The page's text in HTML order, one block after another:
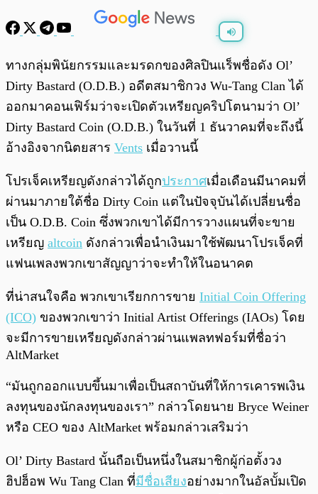
พร้อมเล่น 0:00 /
ทางกลุ่มพินัยกรรมและมรดกของศิลปินแร็พชื่อดัง Ol’
Dirty Bastard (O.D.B.) อดีตสมาชิกวง Wu-Tang Clan ได้
ออกมาคอนเฟิร์มว่าจะเปิดตัวเหรียญคริปโตนามว่า Ol’
Dirty Bastard Coin (O.D.B.) ในวันที่ 1 ธันวาคมที่จะถึงนี้
อ้างอิงจากนิตยสาร Vents เมื่อวานนี้
โปรเจ็คเหรียญดังกล่าวได้ถูกประกาศเมื่อเดือนมีนาคมที่
ผ่านมาภายใต้ชื่อ Dirty Coin แต่ในปัจจุบันได้เปลี่ยนชื่อ
เป็น O.D.B. Coin ซึ่งพวกเขาได้มีการวางแผนที่จะขาย
เหรียญ altcoin ดังกล่าวเพื่อนำเงินมาใช้พัฒนาโปรเจ็คที่
แฟนเพลงพวกเขาสัญญาว่าจะทำให้ในอนาคต
ที่น่าสนใจคือ พวกเขาเรียกการขาย Initial Coin Offering
(ICO) ของพวกเขาว่า Initial Artist Offerings (IAOs) โดย
จะมีการขายเหรียญดังกล่าวผ่านแพลทฟอร์มที่ชื่อว่า
AltMarket
“มันถูกออกแบบขึ้นมาเพื่อเป็นสถาบันที่ให้การเคารพเงิน
ลงทุนของนักลงทุนของเรา” กล่าวโดยนาย Bryce Weiner
หรือ CEO ของ AltMarket พร้อมกล่าวเสริมว่า
Ol’ Dirty Bastard นั้นถือเป็นหนึ่งในสมาชิกผู้ก่อตั้งวง
ฮิปฮ็อพ Wu Tang Clan ที่มีชื่อเสียงอย่างมากในอัลบั้มเปิด